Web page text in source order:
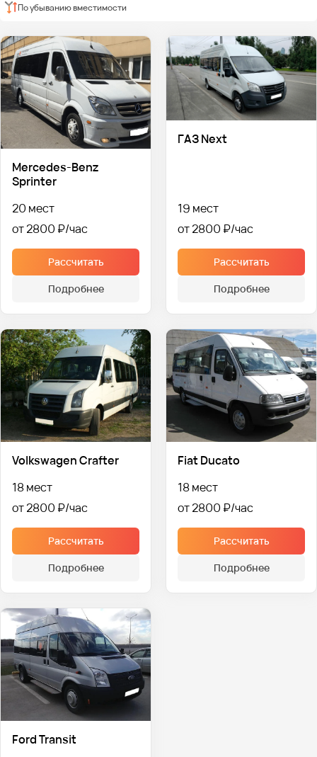
По убыванию вместимости
Mercedes-Benz
Sprinter
20 мест
от 2800 ₽
Рассчитать
Подробнее
ГАЗ Next
19 мест
от 2800 ₽
Рассчитать
Подробнее
Volkswagen Crafter
18 мест
от 2800 ₽
Рассчитать
Подробнее
Fiat Ducato
18 мест
от 2800 ₽
Рассчитать
Подробнее
Ford Transit